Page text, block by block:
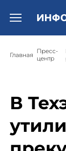
Открыть
Главная Пресс-
центр
В